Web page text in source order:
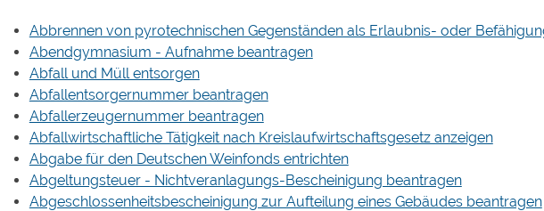
Abbrennen von pyrotechnischen Gegenständen als Erlaubnis- oder
Abendgymnasium - Aufnahme beantragen
Abfall und Müll entsorgen
Abfallentsorgernummer beantragen
Abfallerzeugernummer beantragen
Abfallwirtschaftliche Tätigkeit nach Kreislaufwirtschaftsgesetz anzeigen
Abgabe für den Deutschen Weinfonds entrichten
Abgeltungsteuer - Nichtveranlagungs-Bescheinigung beantragen
Abgeschlossenheitsbescheinigung zur Aufteilung eines Gebäudes beantragen